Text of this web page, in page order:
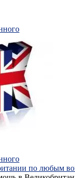
по любым